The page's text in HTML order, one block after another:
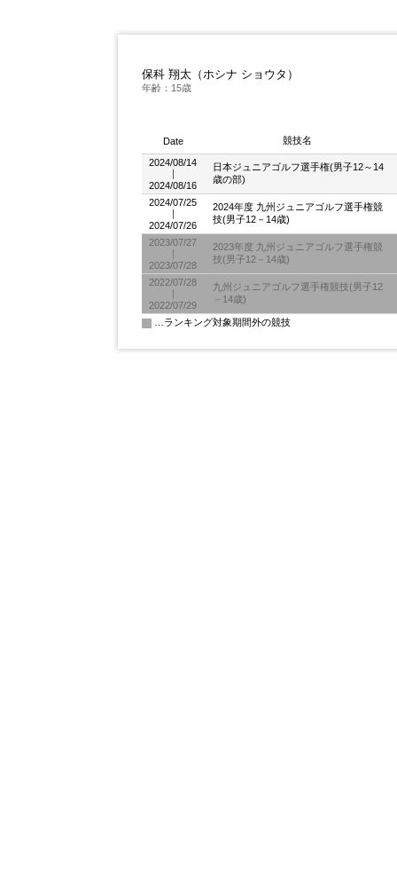
保科 翔太（ホシナ ショウタ）
年齢：15歳
Date 競技名
2024/08/14
｜
2024/08/16
日本ジュニアゴルフ選手権(男子12～14
歳の部)
2024/07/25
｜
2024/07/26
2024年度 九州ジュニアゴルフ選手権競
技(男子12－14歳)
2023/07/27
｜
2023/07/28
2023年度 九州ジュニアゴルフ選手権競
技(男子12－14歳)
2022/07/28
｜
2022/07/29
九州ジュニアゴルフ選手権競技(男子12
－14歳)
…ランキング対象期間外の競技